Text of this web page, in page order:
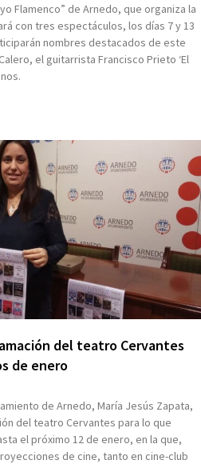
Flamenco” de Arnedo, que organiza la
con tres espectáculos, los días 7 y 13
nombres destacados de este
el guitarrista Francisco Prieto ‘El
del teatro Cervantes
de enero
de Arnedo, María Jesús Zapata,
del teatro Cervantes para lo que
el próximo 12 de enero, en la que,
de cine, tanto en cine-club